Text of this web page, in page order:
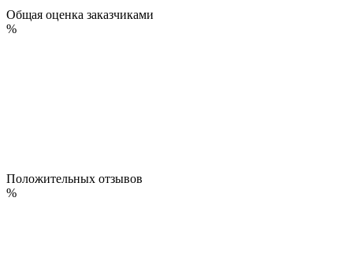
Общая оценка заказчиками
%
Положительных отзывов
%